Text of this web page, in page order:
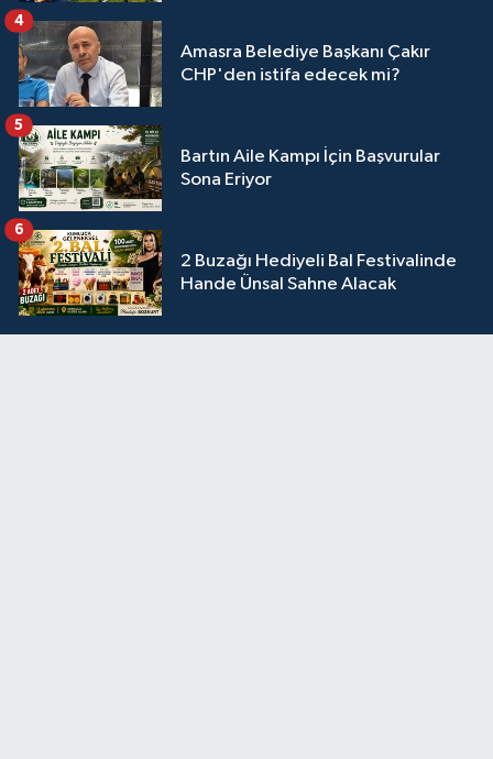
Amasra Belediye Başkanı Çakır
CHP'den istifa edecek mi?
4
Bartın Aile Kampı İçin Başvurular
Sona Eriyor
5
2 Buzağı Hediyeli Bal Festivalinde
Hande Ünsal Sahne Alacak
6